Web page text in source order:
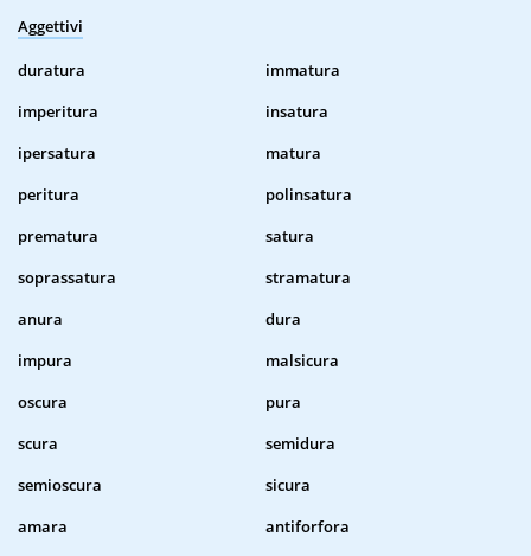
Aggettivi
duratura
immatura
imperitura
insatura
ipersatura
matura
peritura
polinsatura
prematura
satura
soprassatura
stramatura
anura
dura
impura
malsicura
oscura
pura
scura
semidura
semioscura
sicura
amara
antiforfora